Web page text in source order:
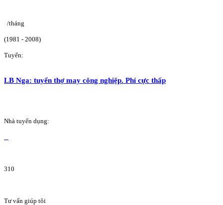
/tháng
(1981 - 2008)
Tuyển:
LB Nga: tuyển thợ may công nghiệp. Phí cực thấp
Nhà tuyển dụng:
310
Tư vấn giúp tôi